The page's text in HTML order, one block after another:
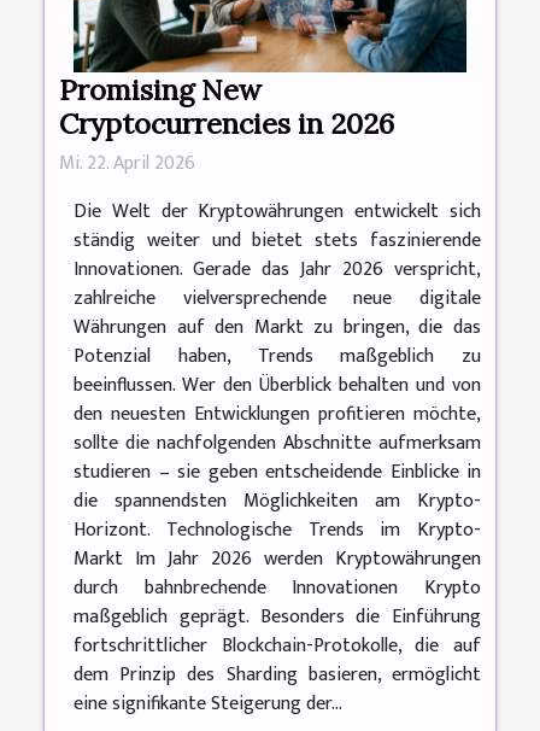
Promising New
Cryptocurrencies in 2026
Mi. 22. April 2026
Die Welt der Kryptowährungen entwickelt sich
ständig weiter und bietet stets faszinierende
Innovationen. Gerade das Jahr 2026 verspricht,
zahlreiche vielversprechende neue digitale
Währungen auf den Markt zu bringen, die das
Potenzial haben, Trends maßgeblich zu
beeinflussen. Wer den Überblick behalten und von
den neuesten Entwicklungen profitieren möchte,
sollte die nachfolgenden Abschnitte aufmerksam
studieren – sie geben entscheidende Einblicke in
die spannendsten Möglichkeiten am Krypto-
Horizont. Technologische Trends im Krypto-
Markt Im Jahr 2026 werden Kryptowährungen
durch bahnbrechende Innovationen Krypto
maßgeblich geprägt. Besonders die Einführung
fortschrittlicher Blockchain-Protokolle, die auf
dem Prinzip des Sharding basieren, ermöglicht
eine signifikante Steigerung der...